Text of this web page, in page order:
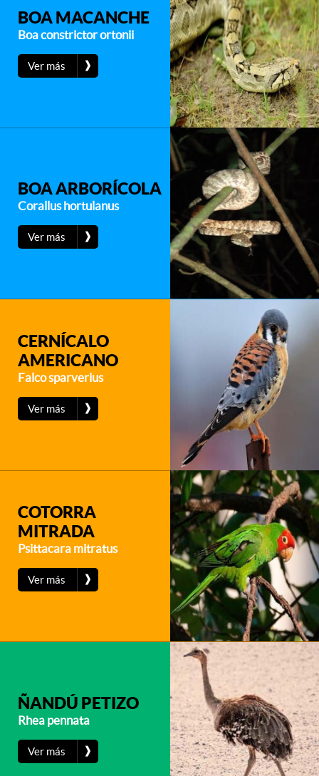
BOA MACANCHE
Boa constrictor ortonii
Ver más ❱
BOA ARBORÍCOLA
Corallus hortulanus
Ver más ❱
CERNÍCALO
AMERICANO
Falco sparverius
Ver más ❱
COTORRA
MITRADA
Psittacara mitratus
Ver más ❱
ÑANDÚ PETIZO
Rhea pennata
Ver más ❱